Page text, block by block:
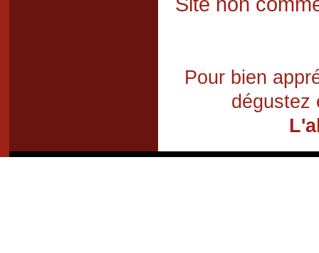
Pour bien
dégustez